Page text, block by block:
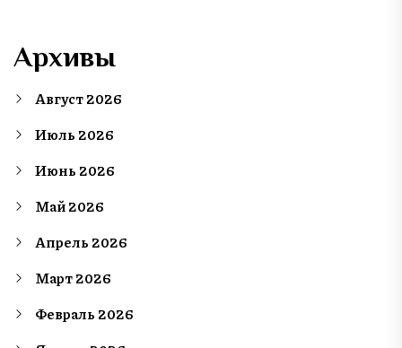
Архивы
Август 2026
Июль 2026
Июнь 2026
Май 2026
Апрель 2026
Март 2026
Февраль 2026